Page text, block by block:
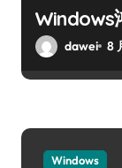
Windows
dawei 8
Windows